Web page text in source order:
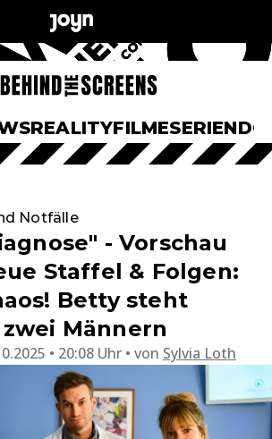
REALITYFILMESERIEN
Notfälle
- Vorschau
Staffel & Folgen:
Betty steht
Männern
• 20:08 Uhr von Sylvia Loth